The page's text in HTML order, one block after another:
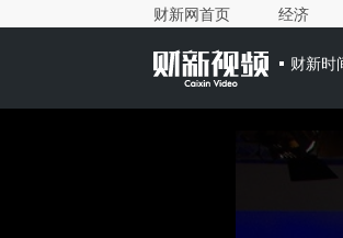
财新网首页 经济
财新时